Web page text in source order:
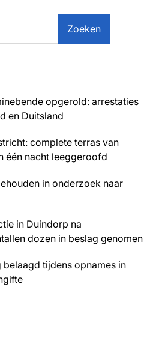
Zoeken
opgerold: arrestaties
en Duitsland
complete terras van
één nacht leeggeroofd
in onderzoek naar
in Duindorp na
dozen in beslag genomen
tijdens opnames in